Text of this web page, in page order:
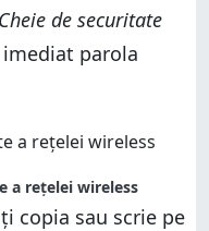
de securitate
imediat parola
a rețelei wireless
copia sau scrie pe